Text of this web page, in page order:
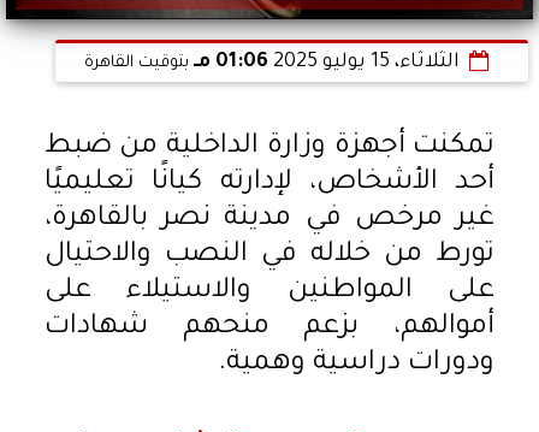
الثلاثاء، 15 يوليو 2025 01:06 مـ بتوقيت القاهرة
تمكنت أجهزة وزارة الداخلية من ضبط
أحد الأشخاص، لإدارته كيانًا تعليميًا
غير مرخص في مدينة نصر بالقاهرة،
تورط من خلاله في النصب والاحتيال
على المواطنين والاستيلاء على
أموالهم، بزعم منحهم شهادات
ودورات دراسية وهمية.